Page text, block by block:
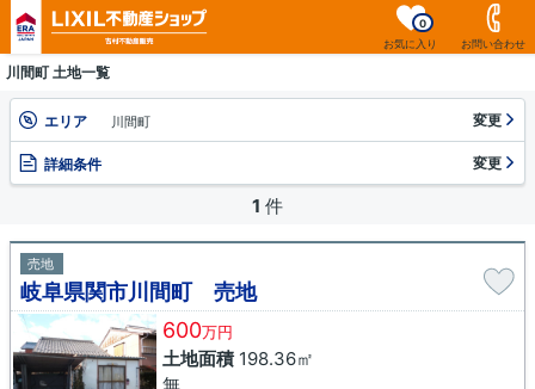
お気に入り
0
お問い合わせ
川間町 土地一覧
エリア 川間町 変更
詳細条件 変更
1 件
売地
岐阜県関市川間町 売地
600万円
土地面積198.36㎡